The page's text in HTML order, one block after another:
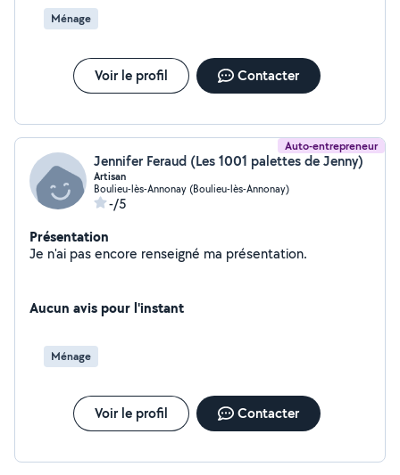
Ménage
Voir le profil Contacter
Auto-entrepreneur
Jennifer Feraud (Les 1001 palettes de Jenny)
Artisan
Boulieu-lès-Annonay (Boulieu-lès-Annonay)
-/5
Présentation
Je n'ai pas encore renseigné ma présentation.
Aucun avis pour l'instant
Ménage
Voir le profil Contacter